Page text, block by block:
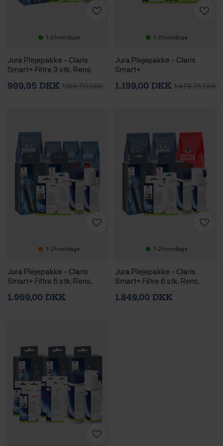
1-2 hverdage
Jura Plejepakke - Claris
Smart+ Filtre 3 stk, Rens,
Kaffe Hele kaffebønner
999,95 DKK 1.169,70 DKK
1-2 hverdage
Jura Plejepakke - Claris
Smart+
1.199,00 DKK 1.479,75 DKK
1-2 hverdage
Jura Plejepakke - Claris
Smart+ Filtre 6 stk, Rens,
Kaffe Hele kaffebønner
1.969,00 DKK
1-2 hverdage
Jura Plejepakke - Claris
Smart+ Filtre 6 stk, Rens,
Hele kaffebønner
1.849,00 DKK